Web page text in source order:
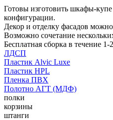
Готовы изготовить шкафы-
конфигурации.
Декор и отделку фасадов
Возможно сочетание
Бесплатная сборка в течение
ЛДСП
Пластик Alvic Luxe
Пластик HPL
Пленка ПВХ
Полотно АГТ (МДФ)
полки
корзины
штанги